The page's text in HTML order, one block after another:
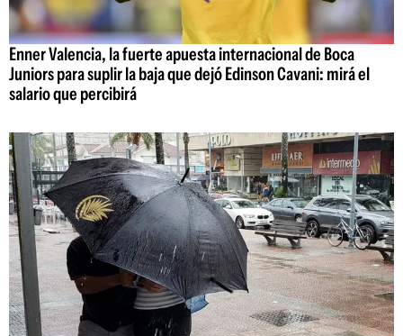
Enner Valencia, la fuerte apuesta internacional de Boca
Juniors para suplir la baja que dejó Edinson Cavani: mirá el
salario que percibirá